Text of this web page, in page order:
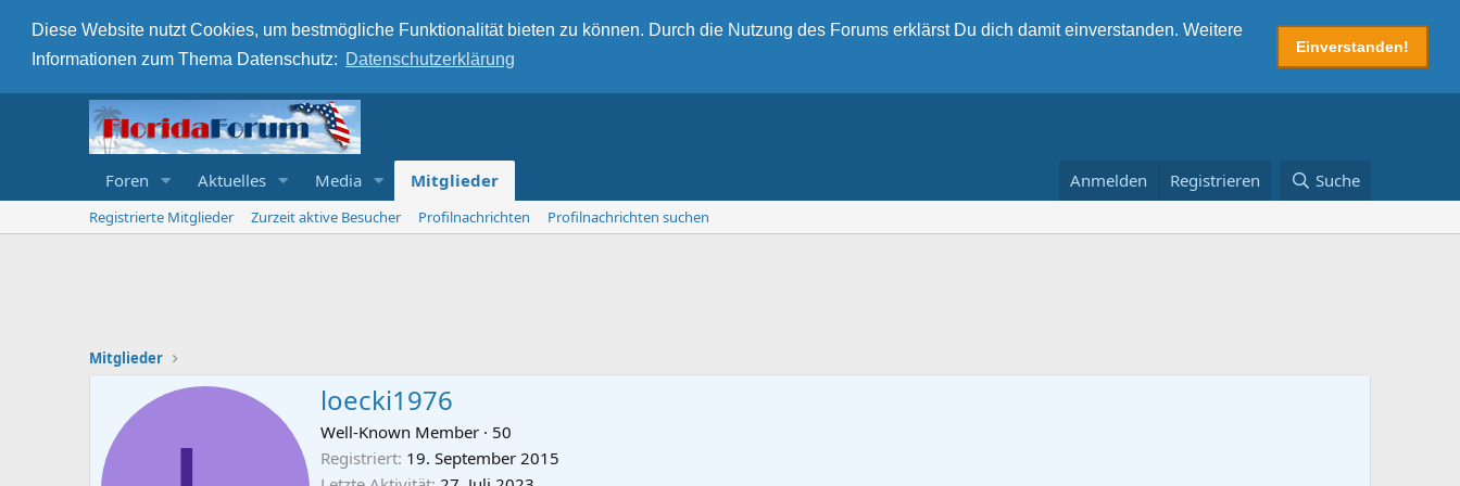
Diese Website nutzt Cookies, um bestmögliche Funktionalität bieten zu können. Durch die Nutzung des Forums erklärst Du dich damit einverstanden. Weitere
Informationen zum Thema Datenschutz: Datenschutzerklärung
Einverstanden!
Foren Aktuelles Media Mitglieder Anmelden Registrieren Suche
Registrierte Mitglieder Zurzeit aktive Besucher Profilnachrichten Profilnachrichten suchen
Mitglieder
loecki1976
Well-Known Member · 50
Registriert 19. September 2015